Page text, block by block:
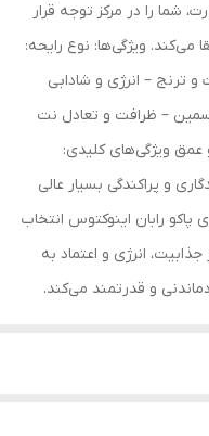
شما را در مرکز توجه قرار
ویژگی‌ها: نوع رایحه:
و ترنج – انرژی و شادابی
– ظرافت و تعادل نت
عمق ویژگی‌های کلیدی:
و پراکندگی بسیار عالی
رابان اینوکتوس انتخاب
انرژی و اعتماد به
و قدرتمند می‌کند.